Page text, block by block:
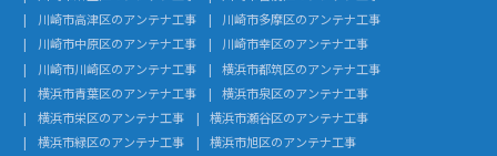
川崎市高津区のアンテナ工事
川崎市多摩区のアンテナ工事
川崎市中原区のアンテナ工事
川崎市幸区のアンテナ工事
川崎市川崎区のアンテナ工事
横浜市都筑区のアンテナ工事
横浜市青葉区のアンテナ工事
横浜市泉区のアンテナ工事
横浜市栄区のアンテナ工事
横浜市瀬谷区のアンテナ工事
横浜市緑区のアンテナ工事
横浜市旭区のアンテナ工事